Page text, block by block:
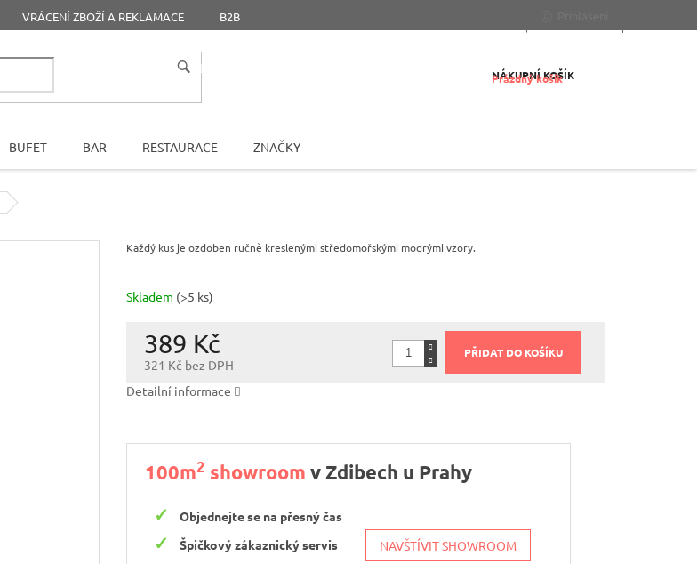
VRÁCENÍ ZBOŽÍ A REKLAMACE B2B
HLEDAT NÁKUPNÍ KOŠÍK
Prázdný košík
BUFET BAR RESTAURACE ZNAČKY
389 Kč
321 Kč bez DPH
cena:
Skladem (>5 ks)
PŘIDAT DO KOŠÍKU
Každý kus je ozdoben ručně kreslenými středomořskými modrými vzory.
Detailní informace
100m2 showroom v Zdibech u Prahy
Objednejte se na přesný čas
Špičkový zákaznický servis
NAVŠTÍVIT SHOWROOM